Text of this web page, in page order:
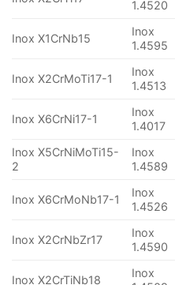
1.4520
Inox X1CrNb15
Inox
1.4595
Inox X2CrMoTi17-1
Inox
1.4513
Inox X6CrNi17-1
Inox
1.4017
Inox X5CrNiMoTi15-
2
Inox
1.4589
Inox X6CrMoNb17-1
Inox
1.4526
Inox X2CrNbZr17
Inox
1.4590
Inox X2CrTiNb18
Inox